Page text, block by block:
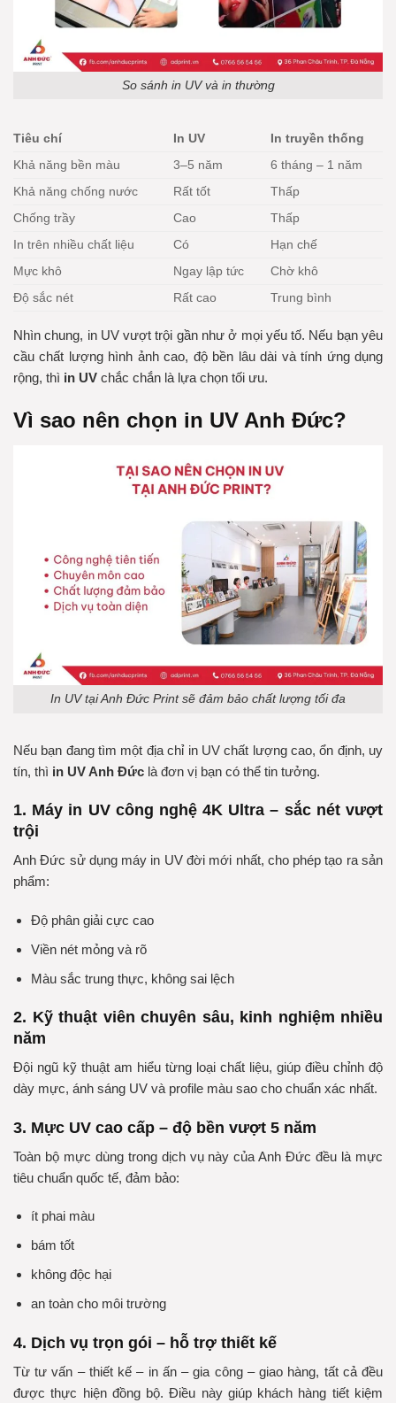
So sánh in UV và in thường
Tiêu chí In UV
In truyền thống
Khả năng bền màu
3–5 năm
6 tháng – 1 năm
Khả năng chống nước
Rất tốt
Thấp
Chống trầy
Cao
Thấp
In trên nhiều chất liệu
Có
Hạn chế
Mực khô
Ngay lập tức
Chờ khô
Độ sắc nét
Rất cao Trung bình
Nhìn chung, in UV vượt trội gần như ở mọi yếu tố. Nếu bạn yêu
cầu chất lượng hình ảnh cao, độ bền lâu dài và tính ứng dụng
rộng, thì in UV chắc chắn là lựa chọn tối ưu.
Vì sao nên chọn in UV Anh Đức?
In UV tại Anh Đức Print sẽ đảm bảo chất lượng tối đa
Nếu bạn đang tìm một địa chỉ in UV chất lượng cao, ổn định, uy
tín, thì in UV Anh Đức là đơn vị bạn có thể tin tưởng.
1. Máy in UV công nghệ 4K Ultra – sắc nét vượt
trội
Anh Đức sử dụng máy in UV đời mới nhất, cho phép tạo ra sản
phẩm:
Độ phân giải cực cao
Viền nét mỏng và rõ
Màu sắc trung thực, không sai lệch
2. Kỹ thuật viên chuyên sâu, kinh nghiệm nhiều
năm
Đội ngũ kỹ thuật am hiểu từng loại chất liệu, giúp điều chỉnh độ
dày mực, ánh sáng UV và profile màu sao cho chuẩn xác nhất.
3. Mực UV cao cấp – độ bền vượt 5 năm
Toàn bộ mực dùng trong dịch vụ này của Anh Đức đều là mực
tiêu chuẩn quốc tế, đảm bảo:
ít phai màu
bám tốt
không độc hại
an toàn cho môi trường
4. Dịch vụ trọn gói – hỗ trợ thiết kế
Từ tư vấn – thiết kế – in ấn – gia công – giao hàng, tất cả đều
được thực hiện đồng bộ. Điều này giúp khách hàng tiết kiệm